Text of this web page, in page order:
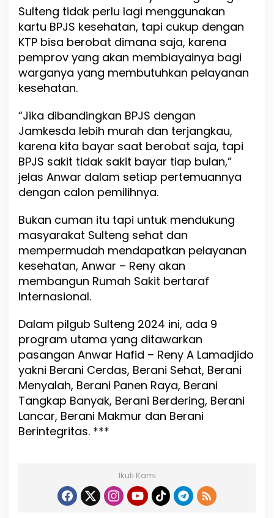
Sulteng tidak perlu lagi menggunakan
kartu BPJS kesehatan, tapi cukup dengan
KTP bisa berobat dimana saja, karena
pemprov yang akan membiayainya bagi
warganya yang membutuhkan pelayanan
kesehatan.
“Jika dibandingkan BPJS dengan
Jamkesda lebih murah dan terjangkau,
karena kita bayar saat berobat saja, tapi
BPJS sakit tidak sakit bayar tiap bulan,”
jelas Anwar dalam setiap pertemuannya
dengan calon pemilihnya.
Bukan cuman itu tapi untuk mendukung
masyarakat Sulteng sehat dan
mempermudah mendapatkan pelayanan
kesehatan, Anwar – Reny akan
membangun Rumah Sakit bertaraf
Internasional.
Dalam pilgub Sulteng 2024 ini, ada 9
program utama yang ditawarkan
pasangan Anwar Hafid – Reny A Lamadjido
yakni Berani Cerdas, Berani Sehat, Berani
Menyalah, Berani Panen Raya, Berani
Tangkap Banyak, Berani Berdering, Berani
Lancar, Berani Makmur dan Berani
Berintegritas. ***
Ikuti Kami